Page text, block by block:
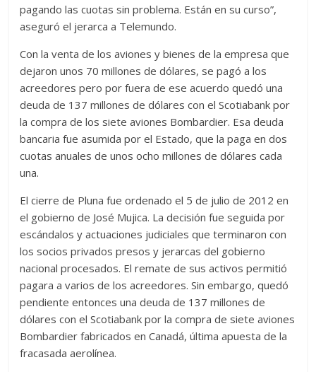
pagando las cuotas sin problema. Están en su curso”,
aseguró el jerarca a Telemundo.
Con la venta de los aviones y bienes de la empresa que
dejaron unos 70 millones de dólares, se pagó a los
acreedores pero por fuera de ese acuerdo quedó una
deuda de 137 millones de dólares con el Scotiabank por
la compra de los siete aviones Bombardier. Esa deuda
bancaria fue asumida por el Estado, que la paga en dos
cuotas anuales de unos ocho millones de dólares cada
una.
El cierre de Pluna fue ordenado el 5 de julio de 2012 en
el gobierno de José Mujica. La decisión fue seguida por
escándalos y actuaciones judiciales que terminaron con
los socios privados presos y jerarcas del gobierno
nacional procesados. El remate de sus activos permitió
pagara a varios de los acreedores. Sin embargo, quedó
pendiente entonces una deuda de 137 millones de
dólares con el Scotiabank por la compra de siete aviones
Bombardier fabricados en Canadá, última apuesta de la
fracasada aerolínea.